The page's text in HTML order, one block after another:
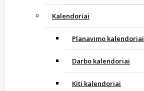
Kalendoriai
Planavimo kalendoriai
Darbo kalendoriai
Kiti kalendoriai